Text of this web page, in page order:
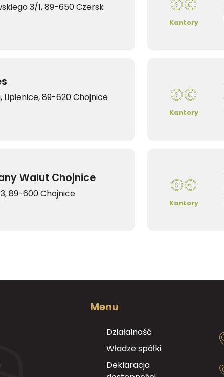
3/1, 89-650 Czersk
Kantory
Lipienice, 89-620 Chojnice
Kantory
Walut Chojnice
89-600 Chojnice
Kantory
Menu
Działalność
Władze spółki
Deklaracja